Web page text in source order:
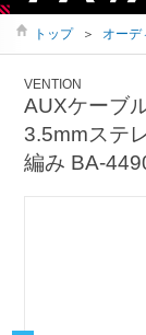
トップ ＞ オーデ
VENTION
AUXケーブ
3.5mmステ
編み BA-